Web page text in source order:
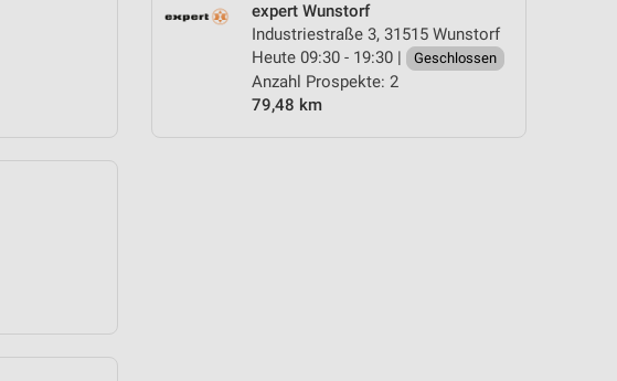
expert Wunstorf
Industriestraße 3, 31515 Wunstorf
Heute 09:30 - 19:30 |
Geschlossen
Anzahl Prospekte: 2
79,48 km